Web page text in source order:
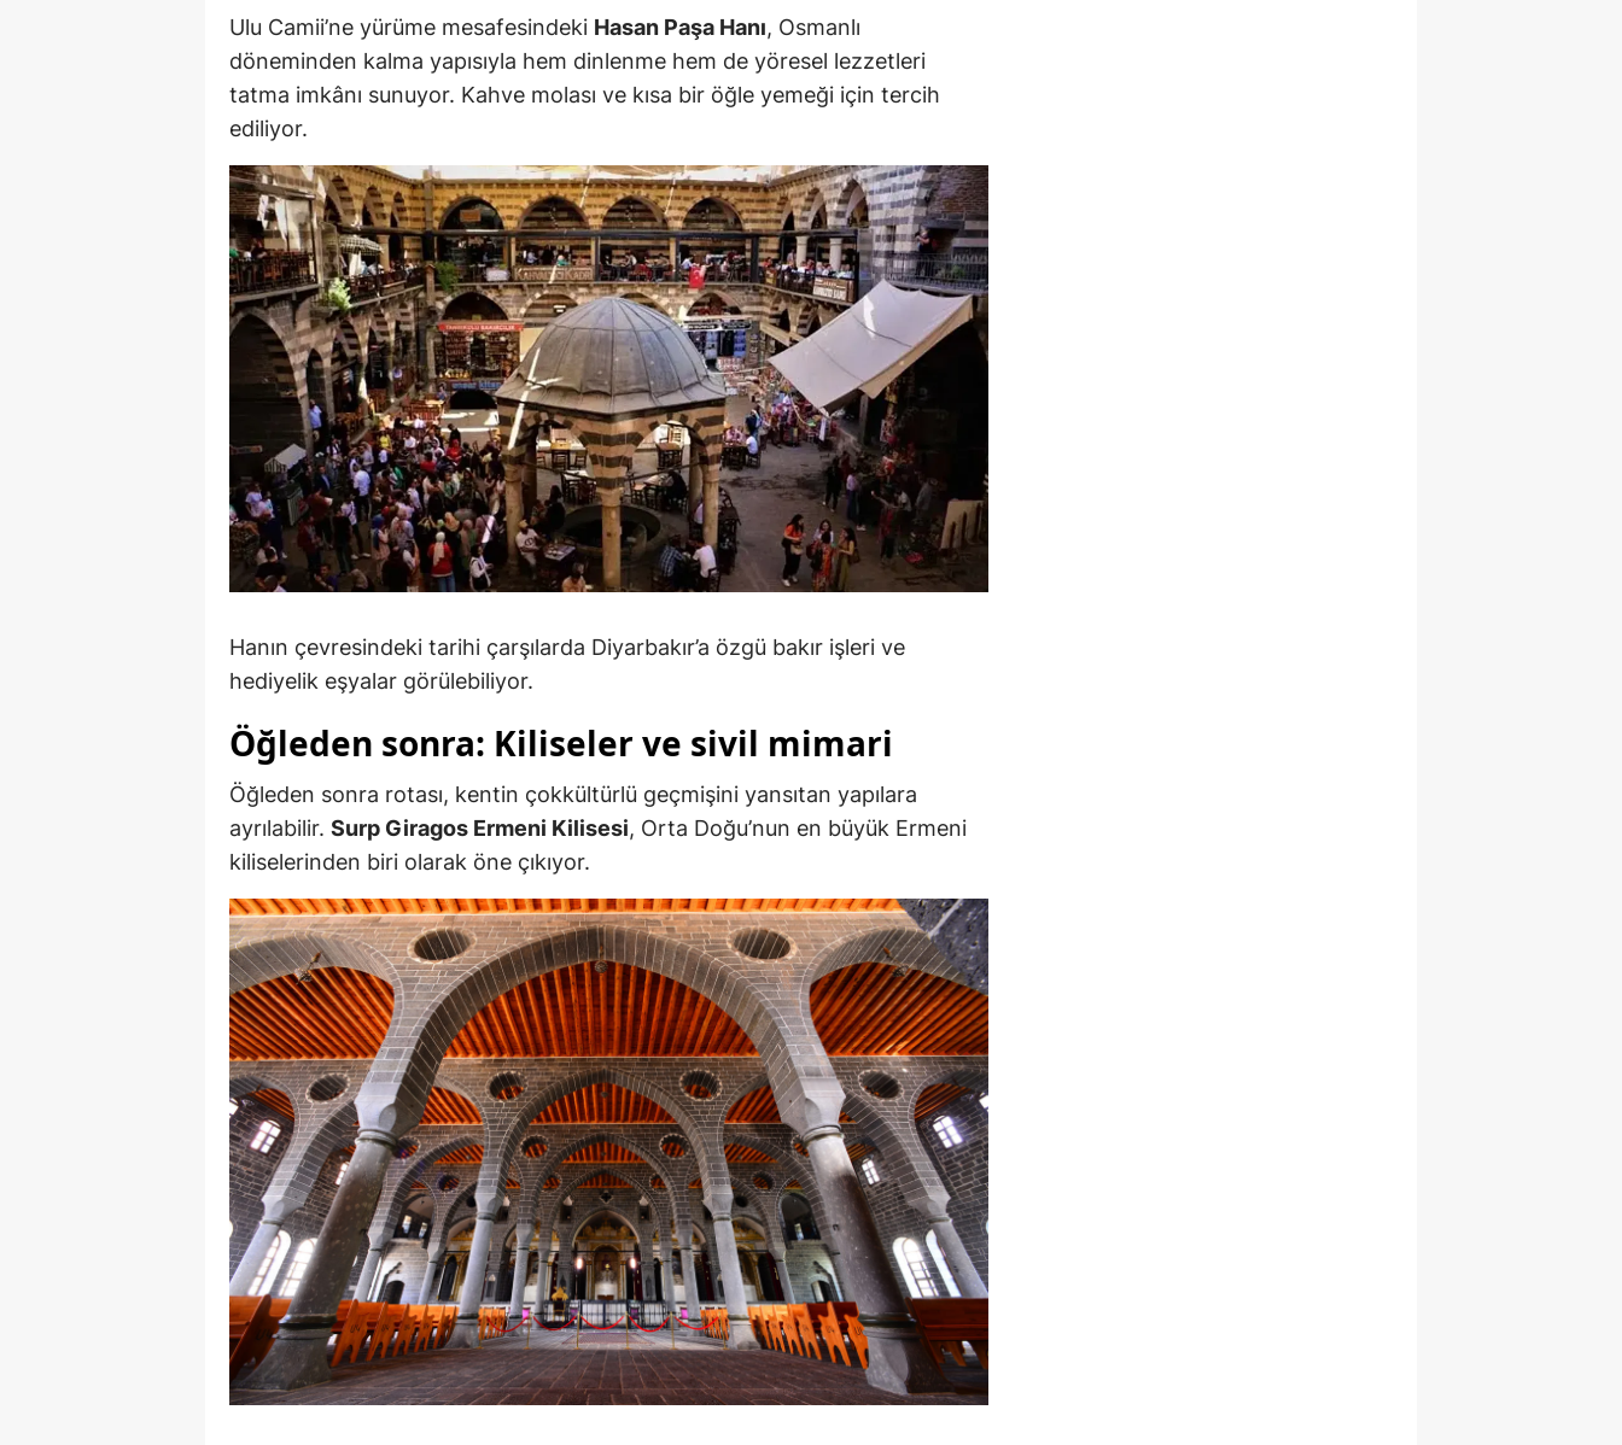
Ulu Camii’ne yürüme mesafesindeki Hasan Paşa Hanı, Osmanlı
döneminden kalma yapısıyla hem dinlenme hem de yöresel lezzetleri
tatma imkânı sunuyor. Kahve molası ve kısa bir öğle yemeği için tercih
ediliyor.
Hanın çevresindeki tarihi çarşılarda Diyarbakır’a özgü bakır işleri ve
hediyelik eşyalar görülebiliyor.
Öğleden sonra: Kiliseler ve sivil mimari
Öğleden sonra rotası, kentin çokkültürlü geçmişini yansıtan yapılara
ayrılabilir. Surp Giragos Ermeni Kilisesi, Orta Doğu’nun en büyük Ermeni
kiliselerinden biri olarak öne çıkıyor.